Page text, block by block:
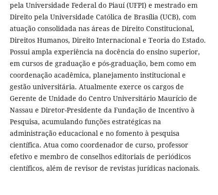
pela Universidade Federal do Piauí (UFPI) e mestrado em
Direito pela Universidade Católica de Brasília (UCB), com
atuação consolidada nas áreas de Direito Constitucional,
Direitos Humanos, Direito Internacional e Teoria do Estado.
Possui ampla experiência na docência do ensino superior,
em cursos de graduação e pós-graduação, bem como em
coordenação acadêmica, planejamento institucional e
gestão universitária. Atualmente exerce os cargos de
Gerente de Unidade do Centro Universitário Maurício de
Nassau e Diretor-Presidente da Fundação de Incentivo à
Pesquisa, acumulando funções estratégicas na
administração educacional e no fomento à pesquisa
científica. Atua como coordenador de curso, professor
efetivo e membro de conselhos editoriais de periódicos
científicos, além de revisor de revistas jurídicas nacionais.